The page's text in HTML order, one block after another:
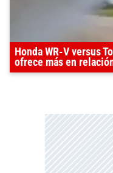
Honda WR-V versus
ofrece más en